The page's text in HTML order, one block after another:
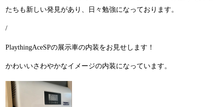
たちも新しい発見があり、日々勉強になっております。
/
PlaythingAceSPの展示車の内装をお見せします！
かわいいさわやかなイメージの内装になっています。